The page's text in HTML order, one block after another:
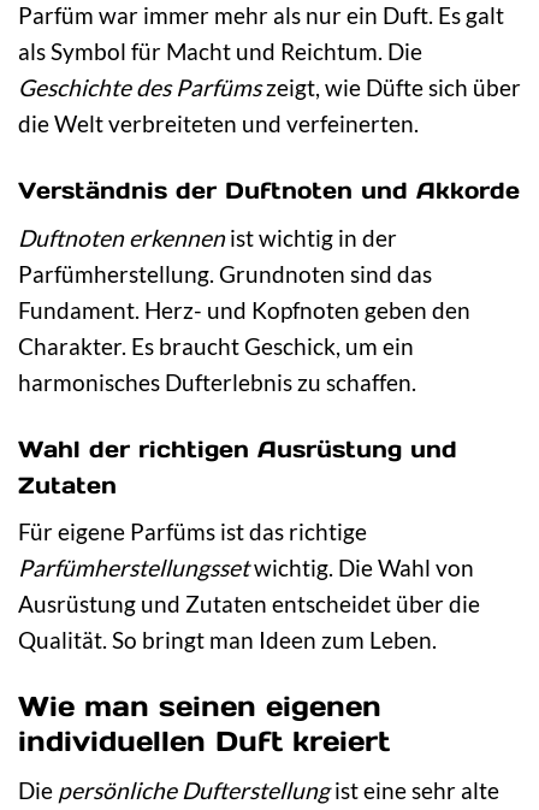
Parfüm war immer mehr als nur ein Duft. Es galt
als Symbol für Macht und Reichtum. Die
Geschichte des Parfümszeigt, wie Düfte sich über
die Welt verbreiteten und verfeinerten.
Verständnis der Duftnoten und Akkorde
Duftnoten erkennenist wichtig in der
Parfümherstellung. Grundnoten sind das
Fundament. Herz- und Kopfnoten geben den
Charakter. Es braucht Geschick, um ein
harmonisches Dufterlebnis zu schaffen.
Wahl der richtigen Ausrüstung und
Zutaten
Für eigene Parfüms ist das richtige
Parfümherstellungssetwichtig. Die Wahl von
Ausrüstung und Zutaten entscheidet über die
Qualität. So bringt man Ideen zum Leben.
Wie man seinen eigenen
individuellen Duft kreiert
Die persönliche Dufterstellungist eine sehr alte